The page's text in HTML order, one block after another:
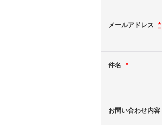
メールアドレス *
件名 *
お問い合わせ内容